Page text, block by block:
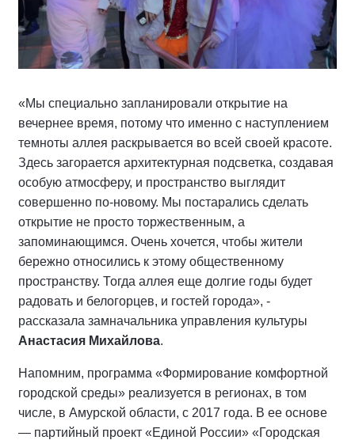
«Мы специально запланировали открытие на
вечернее время, потому что именно с наступлением
темноты аллея раскрывается во всей своей красоте.
Здесь загорается архитектурная подсветка, создавая
особую атмосферу, и пространство выглядит
совершенно по-новому. Мы постарались сделать
открытие не просто торжественным, а
запоминающимся. Очень хочется, чтобы жители
бережно относились к этому общественному
пространству. Тогда аллея еще долгие годы будет
радовать и белогорцев, и гостей города», -
рассказала замначальника управления культуры
Анастасия Михайлова.
Напомним, программа «Формирование комфортной
городской среды» реализуется в регионах, в том
числе, в Амурской области, с 2017 года. В ее основе
— партийный проект «Единой России» «Городская